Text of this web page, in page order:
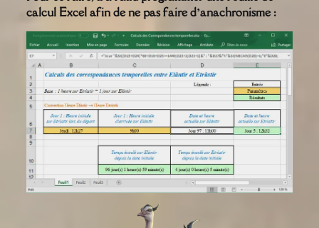
calcul Excel afin de ne pas faire d’anachronisme :